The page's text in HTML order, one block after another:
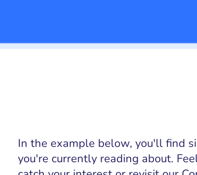
In the example below, you'll find
you're currently reading about.